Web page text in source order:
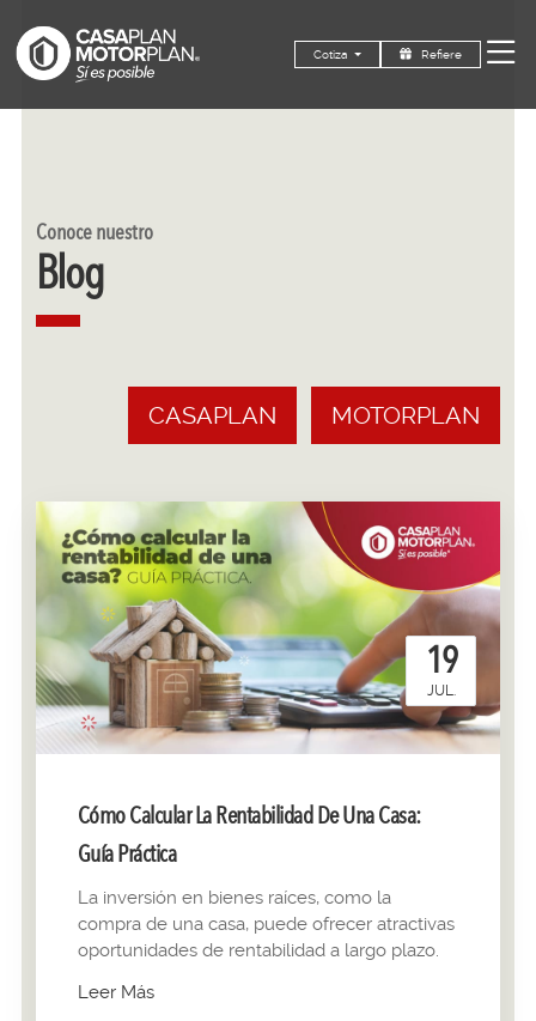
Cotiza Refiere
Conoce nuestro
Blog
CASAPLAN MOTORPLAN
19
JUL.
Cómo Calcular La Rentabilidad De Una Casa:
Guía Práctica
La inversión en bienes raíces, como la
compra de una casa, puede ofrecer atractivas
oportunidades de rentabilidad a largo plazo.
Leer Más